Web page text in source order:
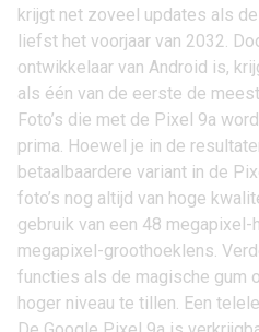
krijgt net zoveel updates als
liefst het voorjaar van 2032.
ontwikkelaar van Android is,
als één van de eerste de
Foto’s die met de Pixel 9a
prima. Hoewel je in de
betaalbaardere variant in de
foto’s nog altijd van hoge
gebruik van een 48 megapixel-
megapixel-groothoeklens.
functies als de magische gum
hoger niveau te tillen. Een